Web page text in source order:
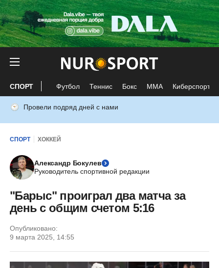
СПОРТ Футбол Теннис Бокс ММА Киберспорт
Провели подряд дней с нами
СПОРТ ХОККЕЙ
Александр Бокулев
Руководитель спортивной редакции
"Барыс" проиграл два матча за
день с общим счетом 5:16
Опубликовано:
9 марта 2025, 14:55